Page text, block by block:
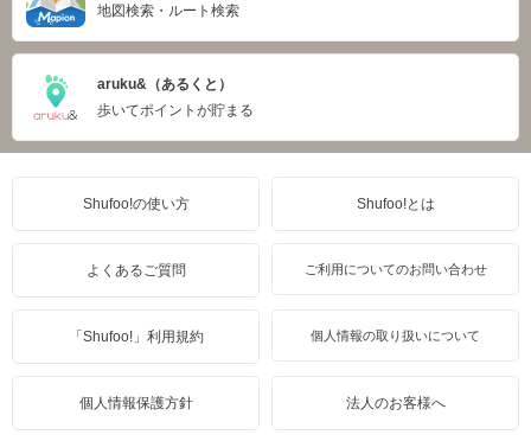
地図検索・ルート検索
aruku&（あるくと）
歩いてポイントが貯まる
Shufoo!の使い方 Shufoo!とは
よくあるご質問 ご利用についてのお問い合わせ
「Shufoo!」利用規約 個人情報の取り扱いについて
個人情報保護方針 法人のお客様へ